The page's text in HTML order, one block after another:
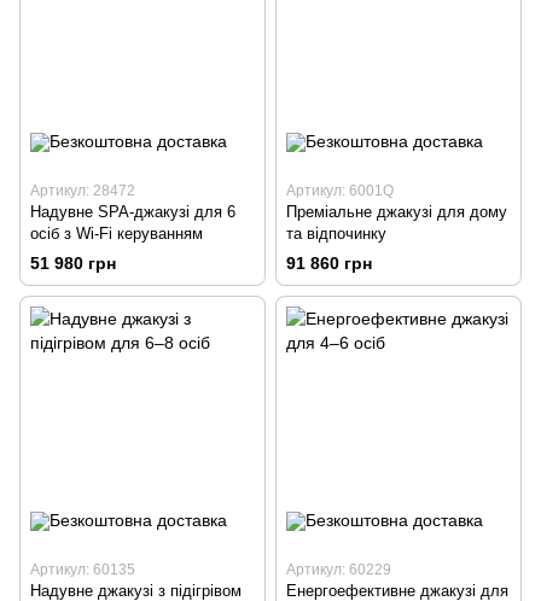
Артикул: 28472
Надувне SPA-джакузі для 6
осіб з Wi-Fi керуванням
51 980 грн
Артикул: 6001Q
Преміальне джакузі для дому
та відпочинку
91 860 грн
Артикул: 60135
Надувне джакузі з підігрівом
Артикул: 60229
Енергоефективне джакузі для